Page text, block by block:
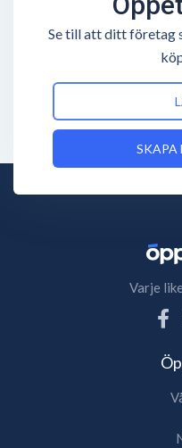
Se till att ditt företag
SKAPA
Varje